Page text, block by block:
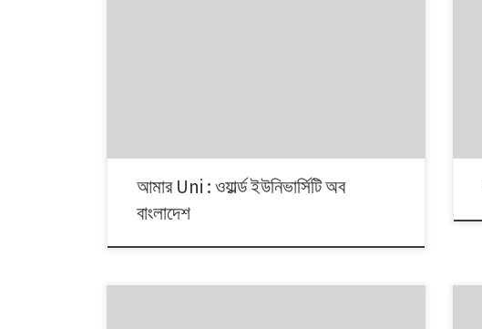
আমার Uni : ওয়ার্ল্ড ইউনিভার্সিটি অব
বাংলাদেশ